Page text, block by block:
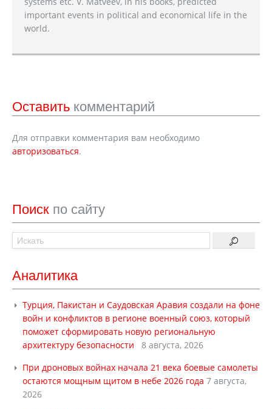
important events in political and economical life in the
world.
Оставить комментарий
Для отправки комментария вам необходимо
авторизоваться.
Поиск по сайту
Аналитика
Турция, Пакистан и Саудовская Аравия создали на фоне
войн и конфликтов в регионе военный союз, который
поможет сформировать новую региональную
архитектуру безопасности
8 августа, 2026
При дроновых войнах начала 21 века боевые самолеты
остаются мощным щитом в небе 2026 года 7 августа,
2026